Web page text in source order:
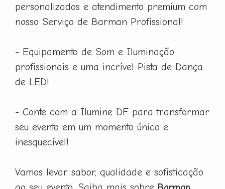
personalizados e atendimento premium com
nosso Serviço de Barman Profissional!
- Equipamento de Som e Iluminação
profissionais e uma incrível Pista de Dança
de LED!
- Conte com a Ilumine DF para transformar
seu evento em um momento único e
inesquecível!
Vamos levar sabor, qualidade e sofisticação